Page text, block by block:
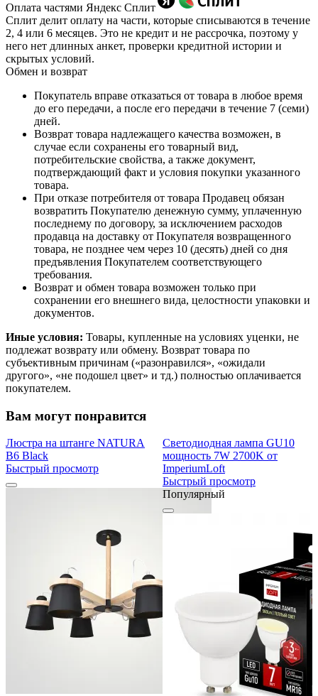
Оплата частями Яндекс Сплит
Сплит делит оплату на части, которые списываются в течение
2, 4 или 6 месяцев. Это не кредит и не рассрочка, поэтому у
него нет длинных анкет, проверки кредитной истории и
скрытых условий.
Обмен и возврат
Покупатель вправе отказаться от товара в любое время
до его передачи, а после его передачи в течение 7 (семи)
дней.
Возврат товара надлежащего качества возможен, в
случае если сохранены его товарный вид,
потребительские свойства, а также документ,
подтверждающий факт и условия покупки указанного
товара.
При отказе потребителя от товара Продавец обязан
возвратить Покупателю денежную сумму, уплаченную
последнему по договору, за исключением расходов
продавца на доставку от Покупателя возвращенного
товара, не позднее чем через 10 (десять) дней со дня
предъявления Покупателем соответствующего
требования.
Возврат и обмен товара возможен только при
сохранении его внешнего вида, целостности упаковки и
документов.
Иные условия: Товары, купленные на условиях уценки, не
подлежат возврату или обмену. Возврат товара по
субъективным причинам («разонравился», «ожидали
другого», «не подошел цвет» и тд.) полностью оплачивается
покупателем.
Вам могут понравится
Люстра на штанге NATURA
B6 Black
Быстрый просмотр
Светодиодная лампа GU10
мощность 7W 2700K от
ImperiumLoft
Быстрый просмотр
Популярный